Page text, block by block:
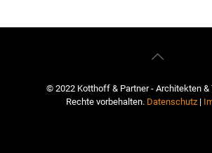
© 2022 Kotthoff & Partner - Architekten &
Rechte vorbehalten. Datenschutz |